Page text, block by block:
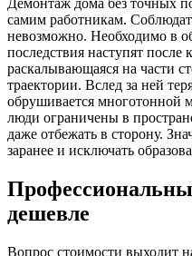
самим работникам.
невозможно. Необходимо в
последствия наступят после
раскалывающаяся на части
траектории. Вслед за ней
обрушивается многотонной
люди ограничены в
даже отбежать в сторону.
заранее и исключать
дешевле
Вопрос стоимости выходит